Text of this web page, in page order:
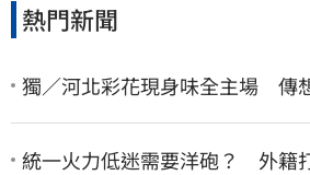
熱門新聞
獨／河北彩花現身味全主場 傳
統一火力低迷需要洋砲？ 外籍